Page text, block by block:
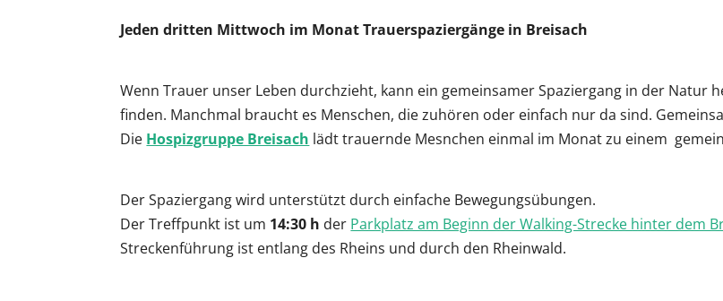
Jeden dritten Mittwoch im Monat Trauerspaziergänge in Breisach
Wenn Trauer unser Leben durchzieht, kann ein gemeinsamer Spaziergang in der Natur
finden. Manchmal braucht es Menschen, die zuhören oder einfach nur da sind.
Die Hospizgruppe Breisach lädt trauernde Mesnchen einmal im Monat zu einem
Der Spaziergang wird unterstützt durch einfache Bewegungsübungen.
Der Treffpunkt ist um 14:30 h der Parkplatz am Beginn der Walking-Strecke hinter dem
Streckenführung ist entlang des Rheins und durch den Rheinwald.